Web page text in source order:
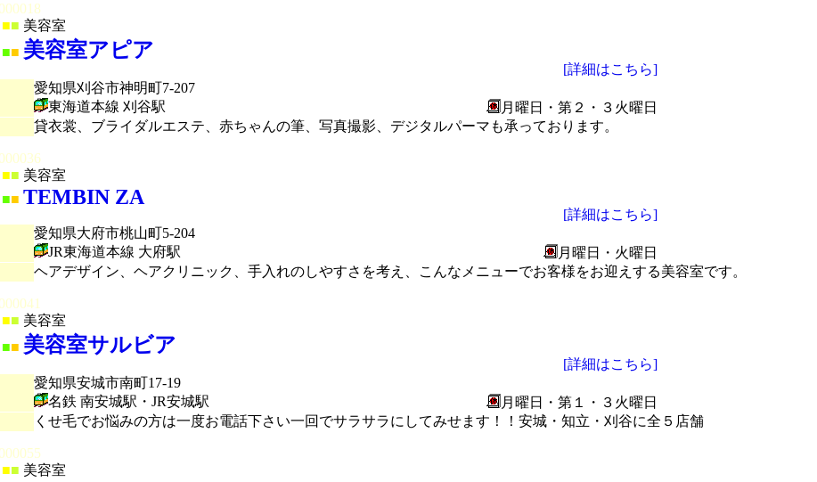
■ 美容室
■■ 美容室アピア
[詳細はこちら]
愛知県刈谷市神明町7-207
東海道本線 刈谷駅
月曜日・第２・３火曜日
貸衣裳、ブライダルエステ、赤ちゃんの筆、写真撮影、デジタルパーマも承っております。
■ 美容室
■■ TEMBIN ZA
[詳細はこちら]
愛知県大府市桃山町5-204
JR東海道本線 大府駅
月曜日・火曜日
ヘアデザイン、ヘアクリニック、手入れのしやすさを考え、こんなメニューでお客様をお迎えする美容室です。
■ 美容室
■■ 美容室サルビア
[詳細はこちら]
愛知県安城市南町17-19
名鉄 南安城駅・JR安城駅
月曜日・第１・３火曜日
くせ毛でお悩みの方は一度お電話下さい一回でサラサラにしてみせます！！安城・知立・刈谷に全５店舗
■ 美容室